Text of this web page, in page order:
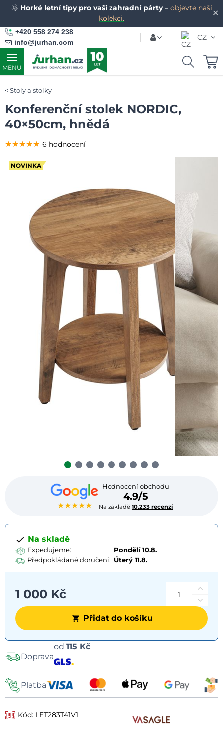
✕
🌞 Horké letní tipy pro vaši zahradní párty– objevte naši
kolekci.
+420 558 274 238
info@jurhan.com
CZ
MENU
Stoly a stolky
Konferenční stolek NORDIC,
40×50cm, hnědá
NOVINKA
★★★★★
Hodnocení obchodu
4.9/5
Na základě10.233 recenzí
★★★★★
★★★★★
★★★★★ 6 hodnocení
Na skladě
Expedujeme:
Pondělí 10.8.
Předpokládané doručení: Úterý 11.8.
1 000 Kč
Přidat do košíku
Doprava
od 115 Kč
Platba
Kód: LET283T41V1